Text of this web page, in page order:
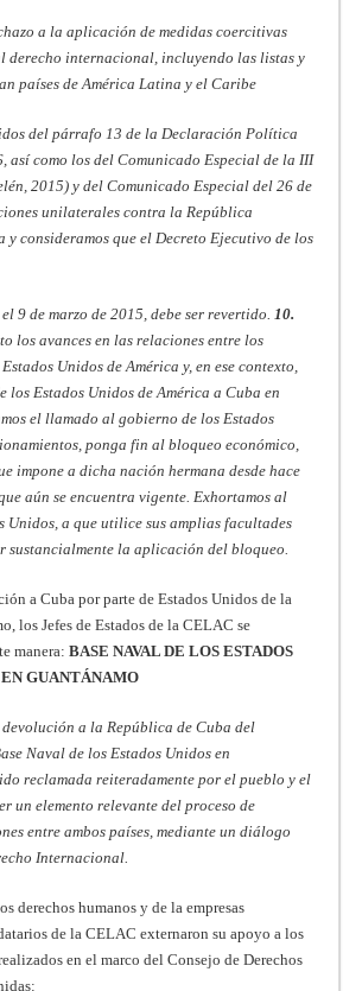
a la aplicación de medidas coercitivas
derecho internacional, incluyendo las listas y
países de América Latina y el Caribe
del párrafo 13 de la Declaración Política
así como los del Comunicado Especial de la III
2015) y del Comunicado Especial del 26 de
unilaterales contra la República
y consideramos que el Decreto Ejecutivo de los
9 de marzo de 2015, debe ser revertido.10.
los avances en las relaciones entre los
Unidos de América y, en ese contexto,
los Estados Unidos de América a Cuba en
el llamado al gobierno de los Estados
ponga fin al bloqueo económico,
impone a dicha nación hermana desde hace
aún se encuentra vigente. Exhortamos al
Unidos, a que utilice sus amplias facultades
sustancialmente la aplicación del bloqueo.
a Cuba por parte de Estados Unidos de la
los Jefes de Estados de la CELAC se
manera:BASE NAVAL DE LOS ESTADOS
GUANTÁNAMO
a la República de Cuba del
Naval de los Estados Unidos en
reclamada reiteradamente por el pueblo y el
un elemento relevante del proceso de
entre ambos países, mediante un diálogo
Internacional.
derechos humanos y de la empresas
de la CELAC externaron su apoyo a los
en el marco del Consejo de Derechos